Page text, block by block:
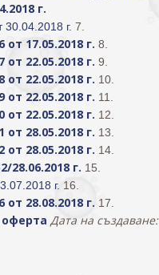
г.
30.04.2018 г. 7.
17.05.2018 г. 8.
22.05.2018 г. 9.
22.05.2018 г. 10.
22.05.2018 г. 11.
22.05.2018 г. 12.
28.05.2018 г. 13.
28.05.2018 г. 14.
28.06.2018 г. 15.
г. 16.
28.08.2018 г. 17.
Дата на създаване: